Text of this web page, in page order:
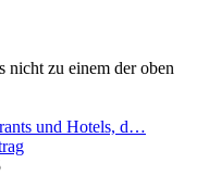
nicht zu einem der oben
und Hotels, d…